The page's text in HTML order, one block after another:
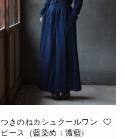
つきのねカシュクールワン
ピース（藍染め：濃藍)